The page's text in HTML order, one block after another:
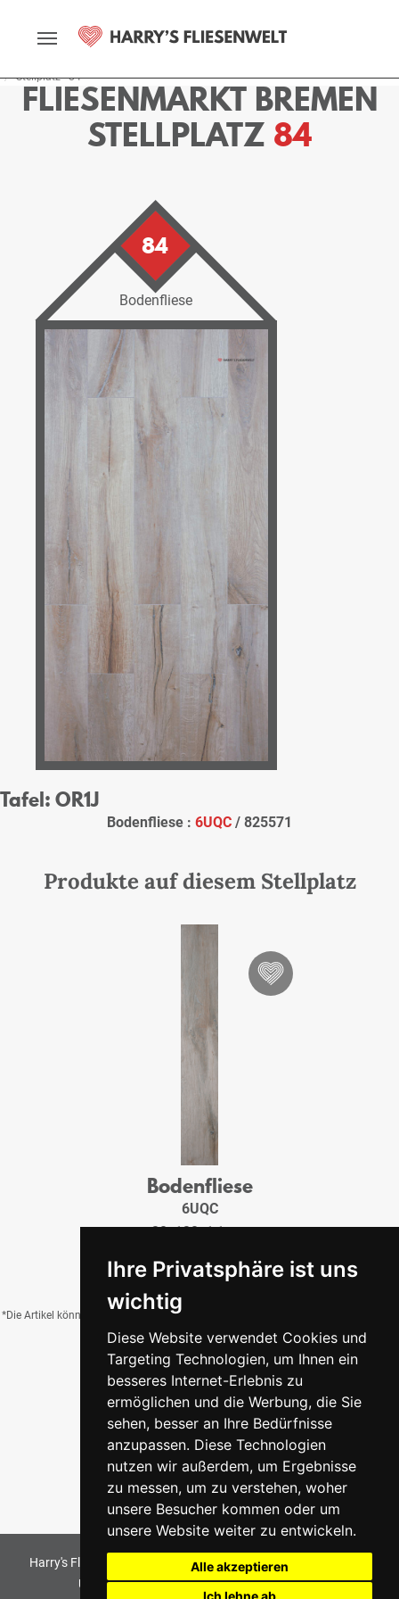
Ihre Privatsphäre ist uns
wichtig
Diese Website verwendet Cookies und
Targeting Technologien, um Ihnen ein
besseres Internet-Erlebnis zu
ermöglichen und die Werbung, die Sie
sehen, besser an Ihre Bedürfnisse
anzupassen. Diese Technologien
nutzen wir außerdem, um Ergebnisse
zu messen, um zu verstehen, woher
unsere Besucher kommen oder um
unsere Website weiter zu entwickeln.
Alle akzeptieren
Ich lehne ab
Stellplatz - 84
FLIESENMARKT BREMEN
STELLPLATZ 84
84
Bodenfliese
Tafel: OR1J
Bodenfliese : 6UQC / 825571
Produkte auf diesem Stellplatz
Bodenfliese
6UQC
20x120x1,1 cm
*Die Artikel können durch Belichtung, Charge, Brand, Formate und weitere Einflüsse
von der Abbildung abweichen.
Harry's Fliesenmarkt GmbH & Co KG2026. All Rights Reserved
Umsetzung und Bereitstellung durchw3e.de